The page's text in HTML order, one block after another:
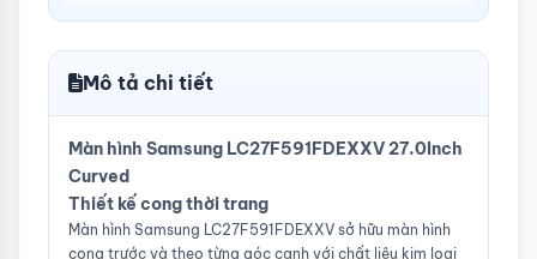
Màu sắc Trắng
Mô tả chi tiết
Màn hình Samsung LC27F591FDEXXV 27.0Inch
Curved
Thiết kế cong thời trang
Màn hình Samsung LC27F591FDEXXV sở hữu màn hình
cong trước và theo từng góc cạnh với chất liệu kim loại